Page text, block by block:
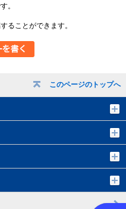
このページのトップへ
。
ることができます。